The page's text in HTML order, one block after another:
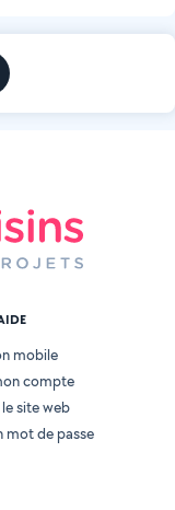
mobile
compte
site web
mot de passe